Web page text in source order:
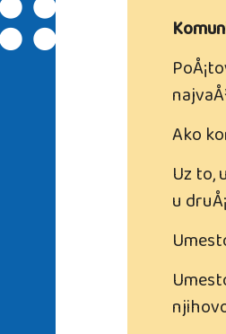
Ako
Uz to,
u